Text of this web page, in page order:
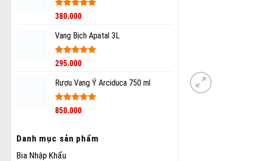
Được xếp
sao
380.000
Vang Bịch Apatal 3L
Được xếp
sao
295.000
Rượu Vang Ý Arciduca 750 ml
Được xếp
850.000
Danh mục sản phẩm
Bia Nhập Khẩu